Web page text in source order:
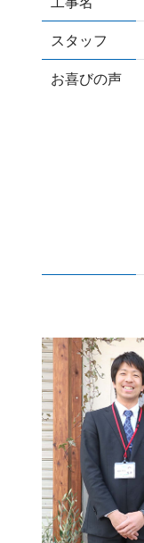
スタッフ
お喜びの声